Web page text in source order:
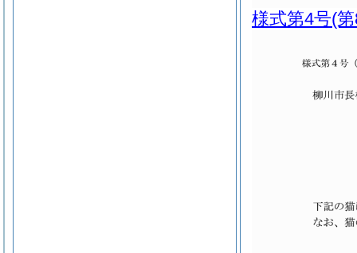
様式第4号(